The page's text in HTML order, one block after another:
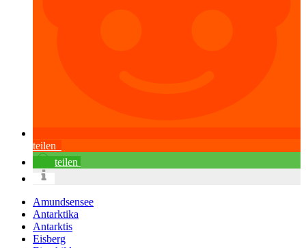
teilen
teilen
Amundsensee
Antarktika
Antarktis
Eisberg